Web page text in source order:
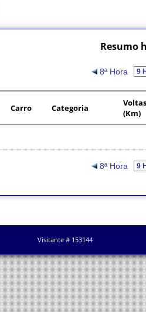
Resumo
8ª Hora
Carro Categoria
Voltas
(Km)
8ª Hora
Visitante # 153144